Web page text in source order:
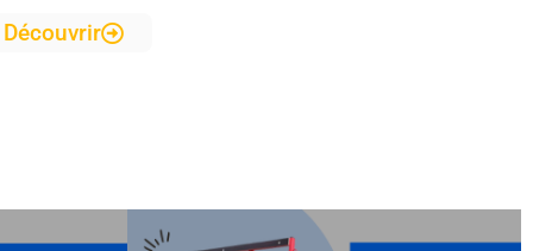
Découvrir